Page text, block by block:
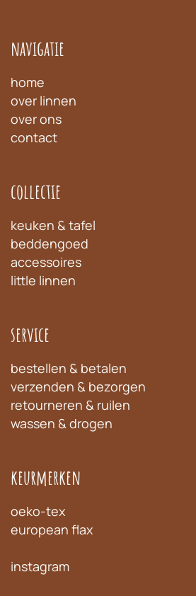
navigatie
home
over linnen
over ons
contact
collectie
keuken & tafel
beddengoed
accessoires
little linnen
service
bestellen & betalen
verzenden & bezorgen
retourneren & ruilen
wassen & drogen
keurmerken
oeko-tex
european flax
instagram